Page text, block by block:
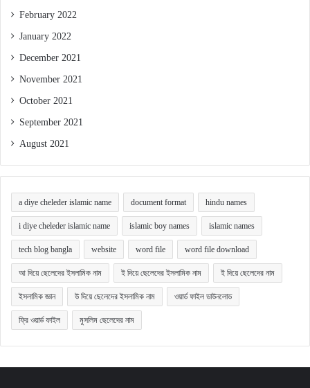
February 2022
January 2022
December 2021
November 2021
October 2021
September 2021
August 2021
a diye cheleder islamic name document format hindu names
i diye cheleder islamic name islamic boy names islamic names
tech blog bangla website word file word file download
আ দিয়ে ছেলেদের ইসলামিক নাম ই দিয়ে ছেলেদের ইসলামিক নাম ই দিয়ে ছেলেদের নাম
ইসলামিক জ্ঞান উ দিয়ে ছেলেদের ইসলামিক নাম ওয়ার্ড ফাইল ডাউনলোড
ফ্রি ওয়ার্ড ফাইল মুসলিম ছেলেদের নাম